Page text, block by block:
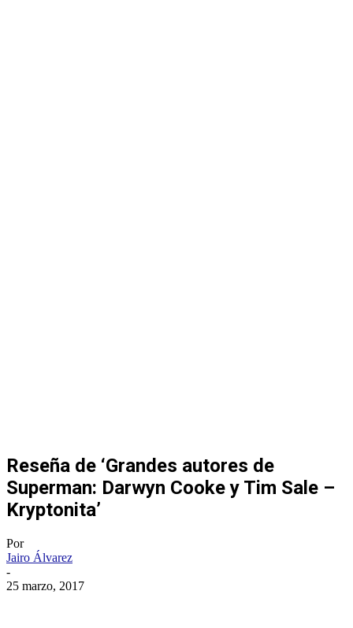
Reseña de ‘Grandes autores de
Superman: Darwyn Cooke y Tim Sale –
Kryptonita’
Por
Jairo Álvarez
-
25 marzo, 2017